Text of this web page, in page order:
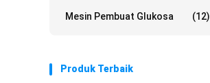
Mesin Pembuat Glukosa (12)
Produk Terbaik